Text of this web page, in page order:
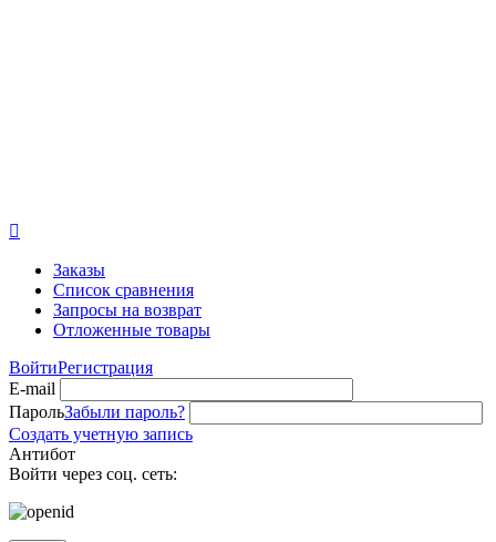

Заказы
Список сравнения
Запросы на возврат
Отложенные товары
ВойтиРегистрация
E-mail
ПарольЗабыли пароль?
Создать учетную запись
Антибот
Войти через соц. сеть: